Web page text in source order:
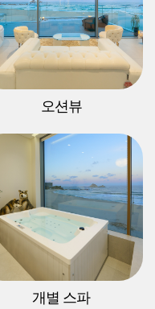
오션뷰
개별 스파